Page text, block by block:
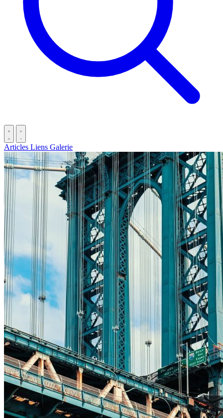
Articles Liens Galerie